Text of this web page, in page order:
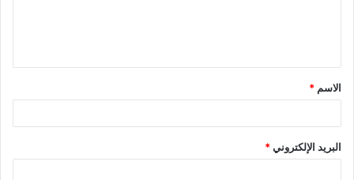
ق
*
الاسم *
البريد الإلكتروني*